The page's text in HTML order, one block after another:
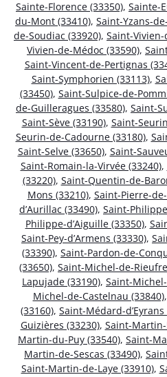
Sainte-Florence (33350), Sainte-
du-Mont (33410), Saint-Yzans-
de-Soudiac (33920), Saint-
Vivien-de-Médoc (33590),
Saint-Vincent-de-Pertignas
Saint-Symphorien (33113),
(33450), Saint-Sulpice-de-
de-Guilleragues (33580), Saint-
Saint-Sève (33190), Saint-
Seurin-de-Cadourne (33180),
Saint-Selve (33650), Saint-
Saint-Romain-la-Virvée (33240),
(33220), Saint-Quentin-de-
Mons (33210), Saint-Pierre-
d’Aurillac (33490), Saint-
Philippe-d’Aiguille (33350),
Saint-Pey-d’Armens (33330),
(33390), Saint-Pardon-de-
(33650), Saint-Michel-de-
Lapujade (33190), Saint-
Michel-de-Castelnau (33840),
(33160), Saint-Médard-d’Eyrans
Guizières (33230), Saint-Martin-
Martin-du-Puy (33540), Saint-
Martin-de-Sescas (33490),
Saint-Martin-de-Laye (33910),